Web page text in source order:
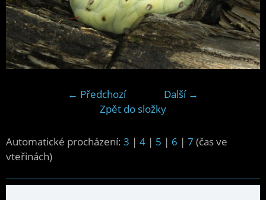
← Předchozí
Další →
Zpět do složky
Automatické procházení: 3 | 4 | 5 | 6 | 7 (čas ve
vteřinách)